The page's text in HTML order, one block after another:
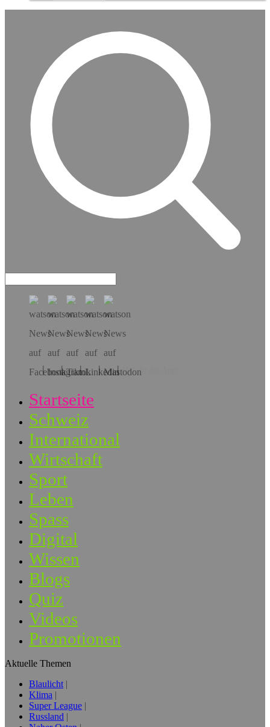
Hol dir die App!
Startseite
Schweiz
International
Wirtschaft
Sport
Leben
Spass
Digital
Wissen
Blogs
Quiz
Videos
Promotionen
Aktuelle Themen
Blaulicht
Klima
Super League
Russland